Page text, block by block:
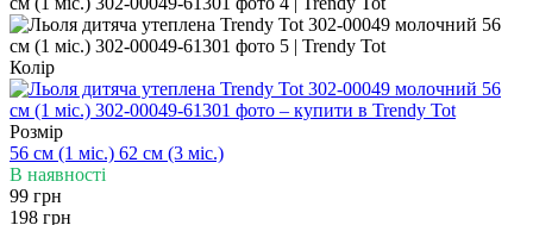
Колір
Розмір
56 см (1 мiс.) 62 см (3 мiс.)
В наявності
99 грн
198 грн